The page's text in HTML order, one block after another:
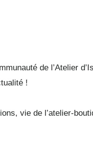
de l’Atelier
!
vie de l’atelier-